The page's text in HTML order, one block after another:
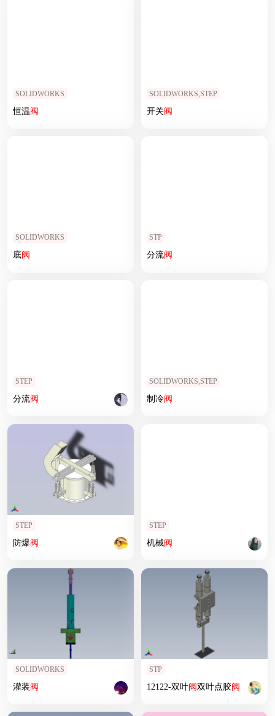
SOLIDWORKS
恒温阀
SOLIDWORKS,STEP
开关阀
SOLIDWORKS
底阀
STP
分流阀
STEP
分流阀
SOLIDWORKS,STEP
制冷阀
STEP
防爆阀
STEP
机械阀
SOLIDWORKS
灌装阀
STP
12122-双叶阀双叶点胶阀